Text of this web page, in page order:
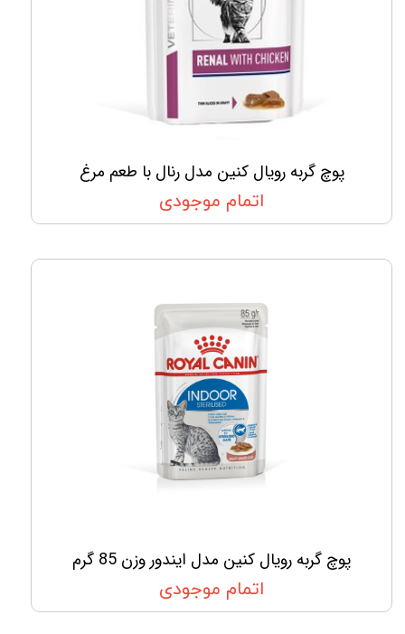
پوچ گربه رویال کنین مدل رنال با طعم مرغ
اتمام موجودی
پوچ گربه رویال کنین مدل ایندور وزن 85 گرم
اتمام موجودی